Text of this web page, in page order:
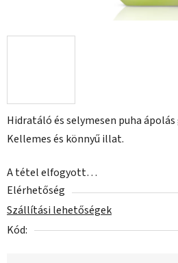
Hidratáló és selymesen puha
Kellemes és könnyű illat.
A tétel elfogyott…
Elérhetőség
Szállítási lehetőségek
Kód: